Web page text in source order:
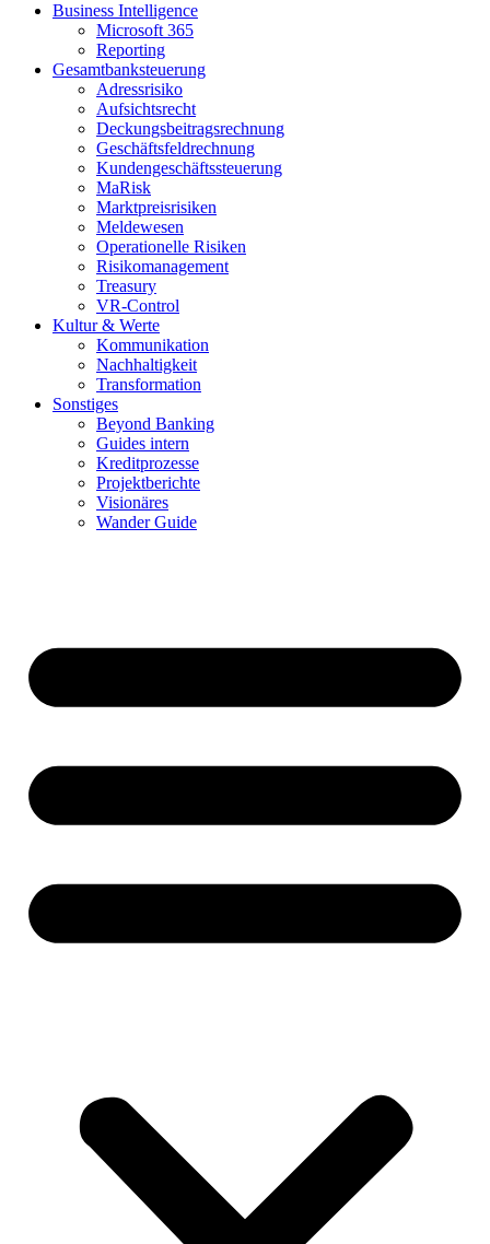
Business Intelligence
Microsoft 365
Reporting
Gesamtbanksteuerung
Adressrisiko
Aufsichtsrecht
Deckungsbeitragsrechnung
Geschäftsfeldrechnung
Kundengeschäftssteuerung
MaRisk
Marktpreisrisiken
Meldewesen
Operationelle Risiken
Risikomanagement
Treasury
VR-Control
Kultur & Werte
Kommunikation
Nachhaltigkeit
Transformation
Sonstiges
Beyond Banking
Guides intern
Kreditprozesse
Projektberichte
Visionäres
Wander Guide